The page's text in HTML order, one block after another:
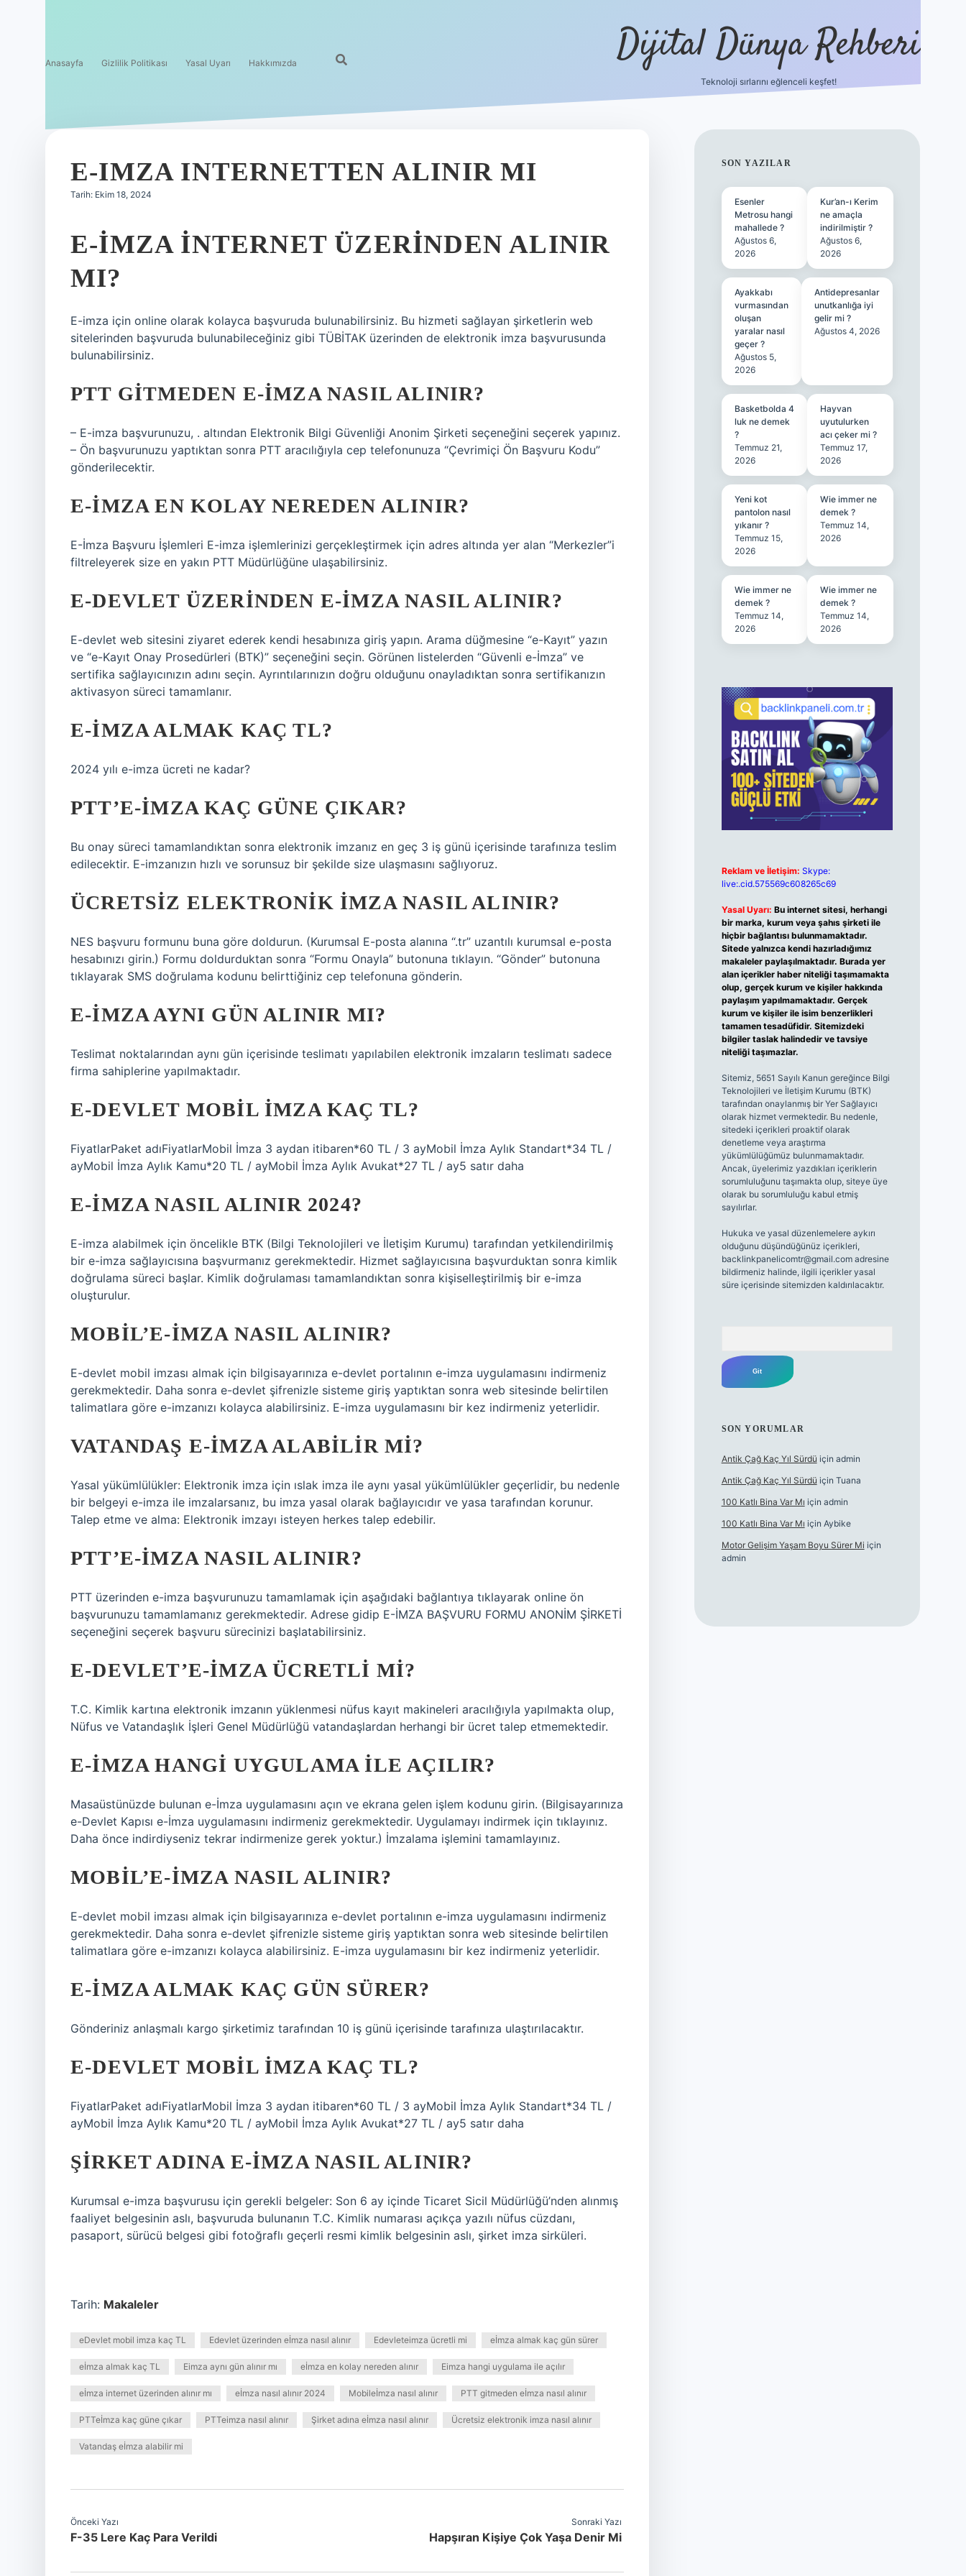
Anasayfa Gizlilik Politikası Yasal Uyarı Hakkımızda Dijital Dünya Rehberi
Teknoloji sırlarını eğlenceli keşfet!
E-IMZA INTERNETTEN ALINIR MI
Tarih: Ekim 18, 2024
E-İMZA INTERNET ÜZERINDEN ALINIR
MI?
E-imza için online olarak kolayca başvuruda bulunabilirsiniz. Bu hizmeti sağlayan şirketlerin web
sitelerinden başvuruda bulunabileceğiniz gibi TÜBİTAK üzerinden de elektronik imza başvurusunda
bulunabilirsiniz.
PTT GITMEDEN E-İMZA NASIL ALINIR?
– E-imza başvurunuzu, . altından Elektronik Bilgi Güvenliği Anonim Şirketi seçeneğini seçerek yapınız.
– Ön başvurunuzu yaptıktan sonra PTT aracılığıyla cep telefonunuza “Çevrimiçi Ön Başvuru Kodu”
gönderilecektir.
E-İMZA EN KOLAY NEREDEN ALINIR?
E-İmza Başvuru İşlemleri E-imza işlemlerinizi gerçekleştirmek için adres altında yer alan “Merkezler”i
filtreleyerek size en yakın PTT Müdürlüğüne ulaşabilirsiniz.
E-DEVLET ÜZERINDEN E-İMZA NASIL ALINIR?
E-devlet web sitesini ziyaret ederek kendi hesabınıza giriş yapın. Arama düğmesine “e-Kayıt” yazın
ve “e-Kayıt Onay Prosedürleri (BTK)” seçeneğini seçin. Görünen listelerden “Güvenli e-İmza” ve
sertifika sağlayıcınızın adını seçin. Ayrıntılarınızın doğru olduğunu onayladıktan sonra sertifikanızın
aktivasyon süreci tamamlanır.
E-İMZA ALMAK KAÇ TL?
2024 yılı e-imza ücreti ne kadar?
PTT’E-İMZA KAÇ GÜNE ÇIKAR?
Bu onay süreci tamamlandıktan sonra elektronik imzanız en geç 3 iş günü içerisinde tarafınıza teslim
edilecektir. E-imzanızın hızlı ve sorunsuz bir şekilde size ulaşmasını sağlıyoruz.
ÜCRETSIZ ELEKTRONIK IMZA NASIL ALINIR?
NES başvuru formunu buna göre doldurun. (Kurumsal E-posta alanına “.tr” uzantılı kurumsal e-posta
hesabınızı girin.) Formu doldurduktan sonra “Formu Onayla” butonuna tıklayın. “Gönder” butonuna
tıklayarak SMS doğrulama kodunu belirttiğiniz cep telefonuna gönderin.
E-IMZA AYNI GÜN ALINIR MI?
Teslimat noktalarından aynı gün içerisinde teslimatı yapılabilen elektronik imzaların teslimatı sadece
firma sahiplerine yapılmaktadır.
E-DEVLET MOBIL IMZA KAÇ TL?
FiyatlarPaket adıFiyatlarMobil İmza 3 aydan itibaren*60 TL / 3 ayMobil İmza Aylık Standart*34 TL /
ayMobil İmza Aylık Kamu*20 TL / ayMobil İmza Aylık Avukat*27 TL / ay5 satır daha
E-İMZA NASIL ALINIR 2024?
E-imza alabilmek için öncelikle BTK (Bilgi Teknolojileri ve İletişim Kurumu) tarafından yetkilendirilmiş
bir e-imza sağlayıcısına başvurmanız gerekmektedir. Hizmet sağlayıcısına başvurduktan sonra kimlik
doğrulama süreci başlar. Kimlik doğrulaması tamamlandıktan sonra kişiselleştirilmiş bir e-imza
oluşturulur.
MOBIL’E-İMZA NASIL ALINIR?
E-devlet mobil imzası almak için bilgisayarınıza e-devlet portalının e-imza uygulamasını indirmeniz
gerekmektedir. Daha sonra e-devlet şifrenizle sisteme giriş yaptıktan sonra web sitesinde belirtilen
talimatlara göre e-imzanızı kolayca alabilirsiniz. E-imza uygulamasını bir kez indirmeniz yeterlidir.
VATANDAŞ E-İMZA ALABILIR MI?
Yasal yükümlülükler: Elektronik imza için ıslak imza ile aynı yasal yükümlülükler geçerlidir, bu nedenle
bir belgeyi e-imza ile imzalarsanız, bu imza yasal olarak bağlayıcıdır ve yasa tarafından korunur.
Talep etme ve alma: Elektronik imzayı isteyen herkes talep edebilir.
PTT’E-IMZA NASIL ALINIR?
PTT üzerinden e-imza başvurunuzu tamamlamak için aşağıdaki bağlantıya tıklayarak online ön
başvurunuzu tamamlamanız gerekmektedir. Adrese gidip E-İMZA BAŞVURU FORMU ANONİM ŞİRKETİ
seçeneğini seçerek başvuru sürecinizi başlatabilirsiniz.
E-DEVLET’E-IMZA ÜCRETLI MI?
T.C. Kimlik kartına elektronik imzanın yüklenmesi nüfus kayıt makineleri aracılığıyla yapılmakta olup,
Nüfus ve Vatandaşlık İşleri Genel Müdürlüğü vatandaşlardan herhangi bir ücret talep etmemektedir.
E-IMZA HANGI UYGULAMA ILE AÇILIR?
Masaüstünüzde bulunan e-İmza uygulamasını açın ve ekrana gelen işlem kodunu girin. (Bilgisayarınıza
e-Devlet Kapısı e-İmza uygulamasını indirmeniz gerekmektedir. Uygulamayı indirmek için tıklayınız.
Daha önce indirdiyseniz tekrar indirmenize gerek yoktur.) İmzalama işlemini tamamlayınız.
MOBIL’E-İMZA NASIL ALINIR?
E-devlet mobil imzası almak için bilgisayarınıza e-devlet portalının e-imza uygulamasını indirmeniz
gerekmektedir. Daha sonra e-devlet şifrenizle sisteme giriş yaptıktan sonra web sitesinde belirtilen
talimatlara göre e-imzanızı kolayca alabilirsiniz. E-imza uygulamasını bir kez indirmeniz yeterlidir.
E-İMZA ALMAK KAÇ GÜN SÜRER?
Gönderiniz anlaşmalı kargo şirketimiz tarafından 10 iş günü içerisinde tarafınıza ulaştırılacaktır.
E-DEVLET MOBIL IMZA KAÇ TL?
FiyatlarPaket adıFiyatlarMobil İmza 3 aydan itibaren*60 TL / 3 ayMobil İmza Aylık Standart*34 TL /
ayMobil İmza Aylık Kamu*20 TL / ayMobil İmza Aylık Avukat*27 TL / ay5 satır daha
ŞIRKET ADINA E-İMZA NASIL ALINIR?
Kurumsal e-imza başvurusu için gerekli belgeler: Son 6 ay içinde Ticaret Sicil Müdürlüğü’nden alınmış
faaliyet belgesinin aslı, başvuruda bulunanın T.C. Kimlik numarası açıkça yazılı nüfus cüzdanı,
pasaport, sürücü belgesi gibi fotoğraflı geçerli resmi kimlik belgesinin aslı, şirket imza sirküleri.
Tarih: Makaleler
eDevlet mobil imza kaç TL Edevlet üzerinden eİmza nasıl alınır Edevleteimza ücretli mi eİmza almak kaç gün sürer
eİmza almak kaç TL Eimza aynı gün alınır mı eİmza en kolay nereden alınır Eimza hangi uygulama ile açılır
eİmza internet üzerinden alınır mı eİmza nasıl alınır 2024 Mobileİmza nasıl alınır PTT gitmeden eİmza nasıl alınır
PTTeİmza kaç güne çıkar PTTeimza nasıl alınır Şirket adına eİmza nasıl alınır Ücretsiz elektronik imza nasıl alınır
Vatandaş eİmza alabilir mi
Önceki Yazı
F-35 Lere Kaç Para Verildi
Sonraki Yazı
Hapşıran Kişiye Çok Yaşa Denir Mi
SIDEBAR
SON YAZILAR
Esenler
Metrosu hangi
mahallede ?
Ağustos 6,
2026
Kur’an-ı Kerim
ne amaçla
indirilmiştir ?
Ağustos 6,
2026
Ayakkabı
vurmasından
oluşan
yaralar nasıl
geçer ?
Ağustos 5,
2026
Antidepresanlar
unutkanlığa iyi
gelir mi ?
Ağustos 4, 2026
Basketbolda 4
luk ne demek
?
Temmuz 21,
2026
Hayvan
uyutulurken
acı çeker mi ?
Temmuz 17,
2026
Yeni kot
pantolon nasıl
yıkanır ?
Temmuz 15,
2026
Wie immer ne
demek ?
Temmuz 14,
2026
Wie immer ne
demek ?
Temmuz 14,
2026
Wie immer ne
demek ?
Temmuz 14,
2026
Reklam ve İletişim: Skype:
live:.cid.575569c608265c69
Yasal Uyarı: Bu internet sitesi, herhangi
bir marka, kurum veya şahıs şirketi ile
hiçbir bağlantısı bulunmamaktadır.
Sitede yalnızca kendi hazırladığımız
makaleler paylaşılmaktadır. Burada yer
alan içerikler haber niteliği taşımamakta
olup, gerçek kurum ve kişiler hakkında
paylaşım yapılmamaktadır. Gerçek
kurum ve kişiler ile isim benzerlikleri
tamamen tesadüfidir. Sitemizdeki
bilgiler taslak halindedir ve tavsiye
niteliği taşımazlar.
Sitemiz, 5651 Sayılı Kanun gereğince Bilgi
Teknolojileri ve İletişim Kurumu (BTK)
tarafından onaylanmış bir Yer Sağlayıcı
olarak hizmet vermektedir. Bu nedenle,
sitedeki içerikleri proaktif olarak
denetleme veya araştırma
yükümlülüğümüz bulunmamaktadır.
Ancak, üyelerimiz yazdıkları içeriklerin
sorumluluğunu taşımakta olup, siteye üye
olarak bu sorumluluğu kabul etmiş
sayılırlar.
Hukuka ve yasal düzenlemelere aykırı
olduğunu düşündüğünüz içerikleri,
backlinkpanelicomtr@gmail.comadresine
bildirmeniz halinde, ilgili içerikler yasal
süre içerisinde sitemizden kaldırılacaktır.
SON YORUMLAR
Antik Çağ Kaç Yıl Sürdü için admin
Antik Çağ Kaç Yıl Sürdü için Tuana
100 Katlı Bina Var Mı için admin
100 Katlı Bina Var Mı için Aybike
Motor Gelişim Yaşam Boyu Sürer Mi için
admin
tulipbet güncel giriş